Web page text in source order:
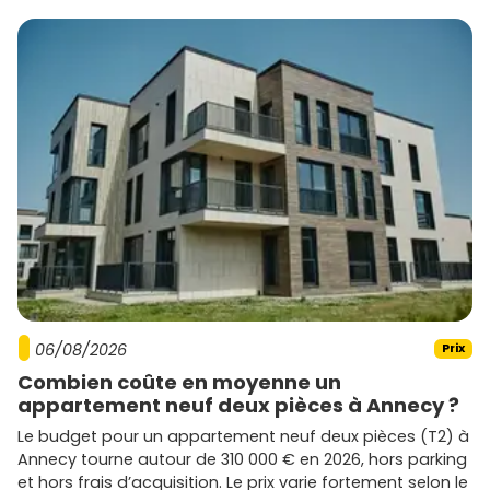
06/08/2026 Prix
Combien coûte en moyenne un
appartement neuf deux pièces à Annecy ?
Le budget pour un appartement neuf deux pièces (T2) à
Annecy tourne autour de 310 000 € en 2026, hors parking
et hors frais d’acquisition. Le prix varie fortement selon le